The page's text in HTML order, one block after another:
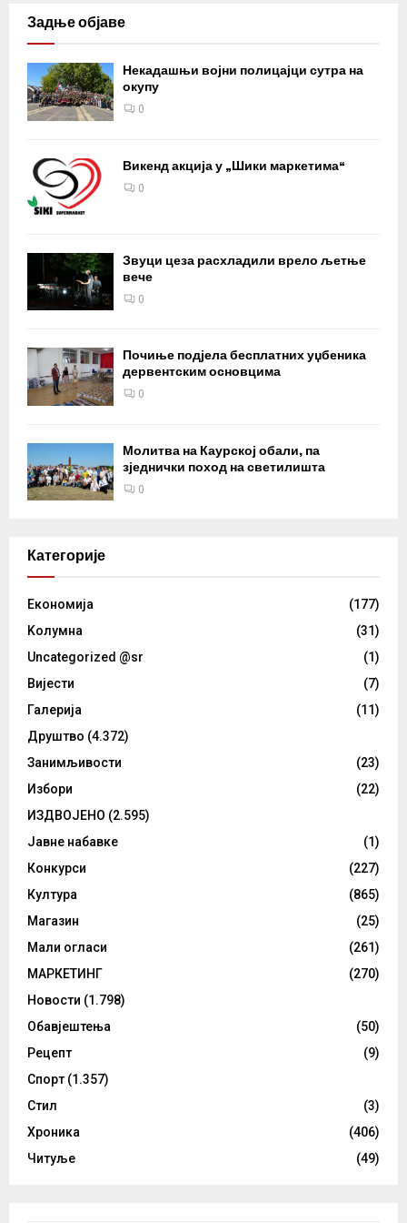
Задње објаве
Некадашњи војни полицајци сутра на
окупу
0
Викенд акција у „Шики маркетима“
0
Звуци цеза расхладили врело љетње
вече
0
Почиње подјела бесплатних уџбеника
дервентским основцима
0
Молитва на Каурској обали, па
зједнички поход на светилишта
0
Категорије
Eкономија
(177)
Kолумнa
(31)
Uncategorized @sr
(1)
Вијести
(7)
Галерија
(11)
Друштво (4.372)
Занимљивости
(23)
Избори
(22)
ИЗДВОЈЕНО (2.595)
Јавне набавке
(1)
Конкурси
(227)
Култура
(865)
Магазин
(25)
Мали огласи
(261)
МАРКЕТИНГ
(270)
Новости (1.798)
Обавјештења
(50)
Рецепт
(9)
Спорт (1.357)
Стил
(3)
Хроника
(406)
Читуље
(49)